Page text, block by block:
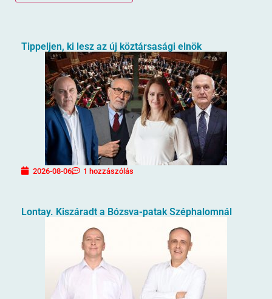
Tippeljen, ki lesz az új köztársasági elnök
2026-08-06 1 hozzászólás
Lontay. Kiszáradt a Bózsva-patak Széphalomnál